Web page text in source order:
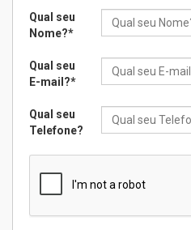
realizará
05.08.2026
Seminário
das novas
04.08.2026
Qual seu
Nome?*
Qual seu
E-mail?*
Qual seu
Telefone?